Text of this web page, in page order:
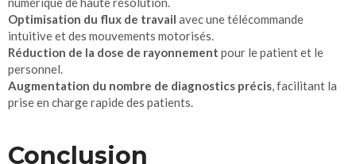
Optimisation du flux de travail avec une télécommande
intuitive et des mouvements motorisés.
Réduction de la dose de rayonnement pour le patient et le
personnel.
Augmentation du nombre de diagnostics précis, facilitant la
prise en charge rapide des patients.
Conclusion